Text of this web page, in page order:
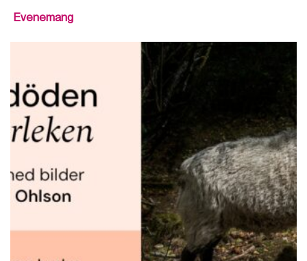
Evenemang